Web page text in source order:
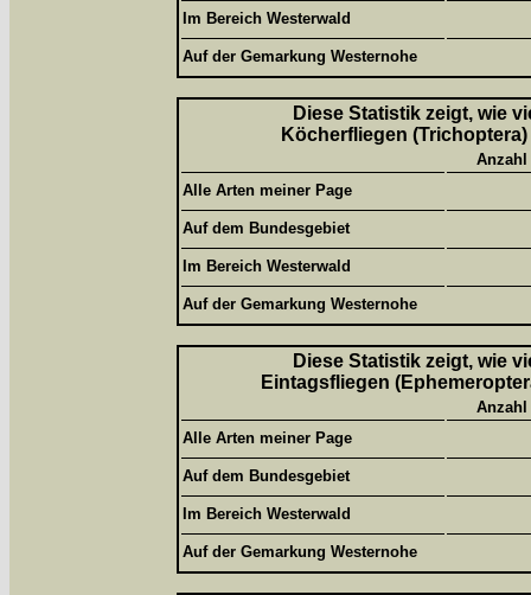
Im Bereich Westerwald
Auf der Gemarkung Westernohe
Diese Statistik zeigt, wie
Köcherfliegen
Alle Arten meiner Page
Auf dem Bundesgebiet
Im Bereich Westerwald
Auf der Gemarkung Westernohe
Diese Statistik zeigt, wie
Eintagsfliegen
Alle Arten meiner Page
Auf dem Bundesgebiet
Im Bereich Westerwald
Auf der Gemarkung Westernohe